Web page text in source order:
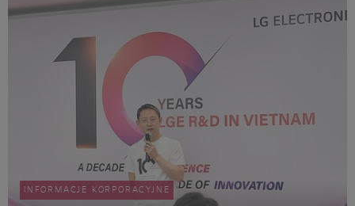
INFORMACJE KORPORACYJNE